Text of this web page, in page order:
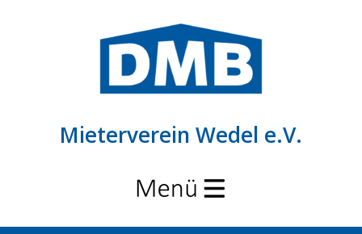
Mieterverein Wedel e.V.
Schalte